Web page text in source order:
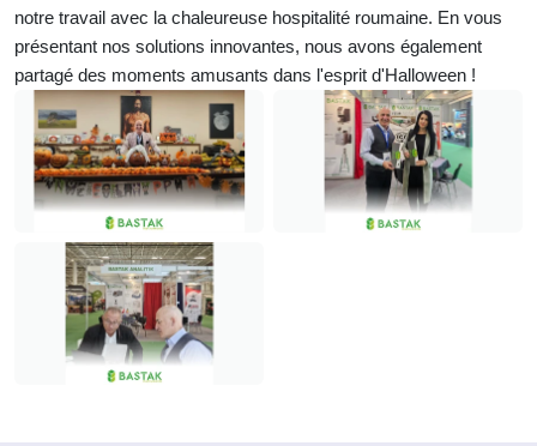
notre travail avec la chaleureuse hospitalité roumaine. En vous
présentant nos solutions innovantes, nous avons également
partagé des moments amusants dans l'esprit d'Halloween !